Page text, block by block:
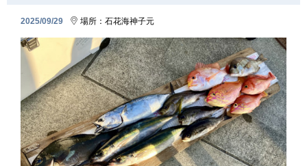
2025/09/29 場所： 石花海神子元